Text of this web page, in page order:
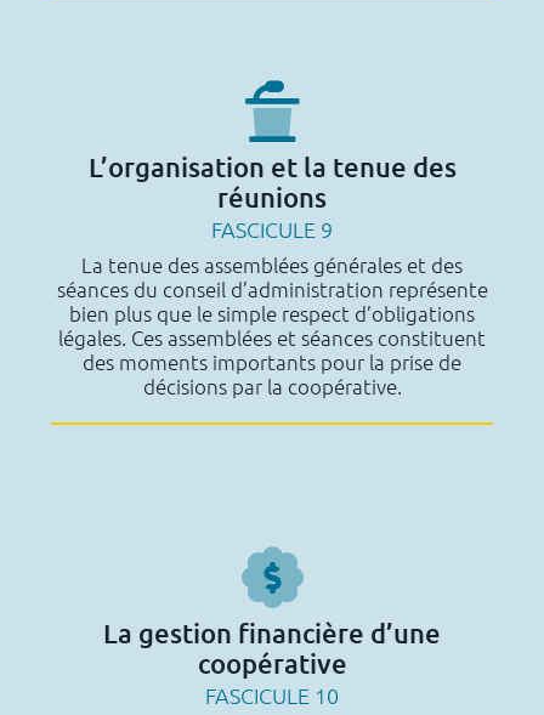
L’organisation et la tenue des
réunions
FASCICULE 9
La tenue des assemblées générales et des
séances du conseil d’administration représente
bien plus que le simple respect d’obligations
légales. Ces assemblées et séances constituent
des moments importants pour la prise de
décisions par la coopérative.
La gestion financière d’une
coopérative
FASCICULE 10